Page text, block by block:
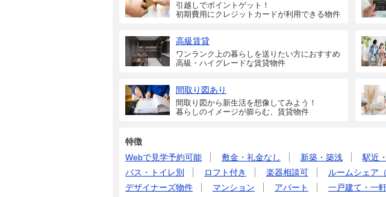
引越しでポイントゲット！
初期費用にクレジットカードが利用できる物件
高級賃貸
ワンランク上の暮らしを送りたい方におすすめ
高級・ハイグレードな賃貸物件
間取り図あり
間取り図から新生活を想像してみよう！
暮らしのイメージが膨らむ、賃貸物件
特徴
Webで見学予約可能
敷金・礼金なし 新築・築浅 駅近
バス・トイレ別
ロフト付き 楽器相談可 ルームシェア
デザイナーズ物件
マンション アパート 一戸建て・一